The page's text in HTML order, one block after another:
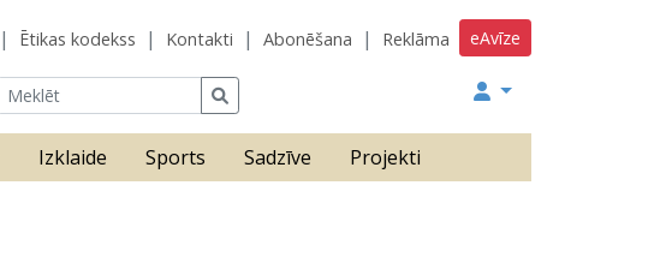
eAvīze
Ētikas kodekss Kontakti Abonēšana Reklāma
Izklaide Sports Sadzīve Projekti